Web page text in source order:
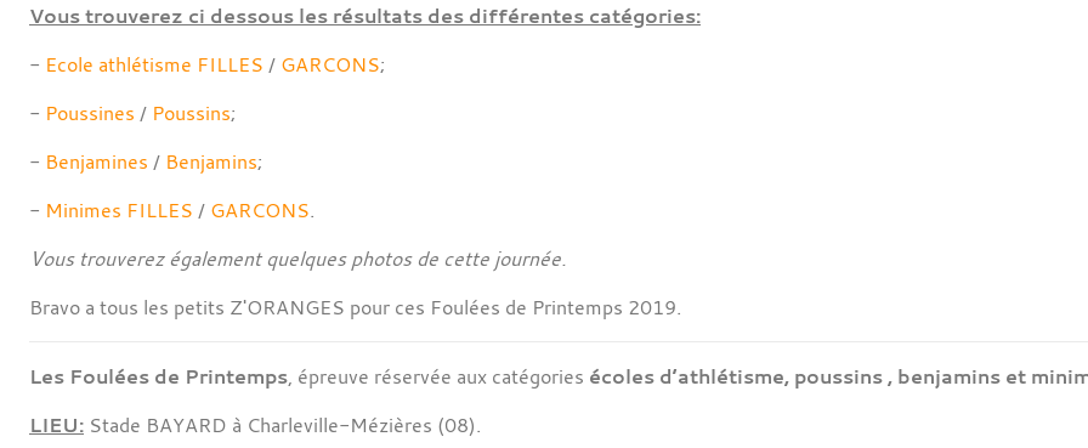
Vous trouverez ci dessous les résultats des différentes catégories:
- Ecole athlétisme FILLES / GARCONS;
- Poussines / Poussins;
- Benjamines / Benjamins;
- Minimes FILLES / GARCONS.
Vous trouverez également quelques photos de cette journée.
Bravo a tous les petits Z'ORANGES pour ces Foulées de Printemps 2019.
Les Foulées de Printemps, épreuve réservée aux catégories écoles d’athlétisme, poussins , benjamins et
LIEU: Stade BAYARD à Charleville-Mézières (08).